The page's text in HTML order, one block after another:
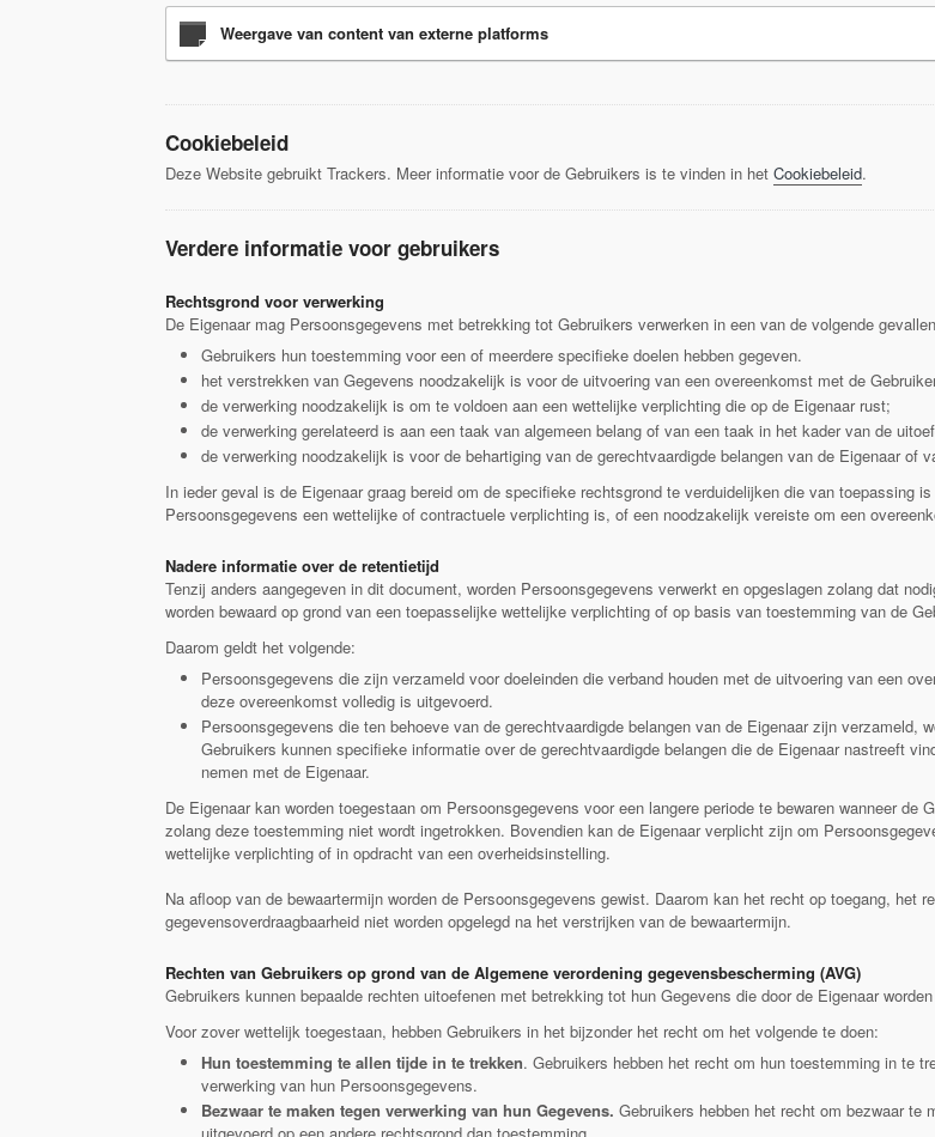
Weergave van content van externe platforms
Cookiebeleid
Deze Website gebruikt Trackers. Meer informatie voor de Gebruikers is te vinden in het Cookiebeleid.
Verdere informatie voor gebruikers
Rechtsgrond voor verwerking
De Eigenaar mag Persoonsgegevens met betrekking tot Gebruikers verwerken in een van de volgende
Gebruikers hun toestemming voor een of meerdere specifieke doelen hebben gegeven.
het verstrekken van Gegevens noodzakelijk is voor de uitvoering van een overeenkomst met de
de verwerking noodzakelijk is om te voldoen aan een wettelijke verplichting die op de Eigenaar rust;
de verwerking gerelateerd is aan een taak van algemeen belang of van een taak in het kader van de
de verwerking noodzakelijk is voor de behartiging van de gerechtvaardigde belangen van de Eigenaar of
In ieder geval is de Eigenaar graag bereid om de specifieke rechtsgrond te verduidelijken die van toepassing
Persoonsgegevens een wettelijke of contractuele verplichting is, of een noodzakelijk vereiste om een
Nadere informatie over de retentietijd
Tenzij anders aangegeven in dit document, worden Persoonsgegevens verwerkt en opgeslagen zolang dat
worden bewaard op grond van een toepasselijke wettelijke verplichting of op basis van toestemming van de
Daarom geldt het volgende:
Persoonsgegevens die zijn verzameld voor doeleinden die verband houden met de uitvoering van een
deze overeenkomst volledig is uitgevoerd.
Persoonsgegevens die ten behoeve van de gerechtvaardigde belangen van de Eigenaar zijn verzameld,
Gebruikers kunnen specifieke informatie over de gerechtvaardigde belangen die de Eigenaar nastreeft
nemen met de Eigenaar.
De Eigenaar kan worden toegestaan om Persoonsgegevens voor een langere periode te bewaren wanneer
zolang deze toestemming niet wordt ingetrokken. Bovendien kan de Eigenaar verplicht zijn om
wettelijke verplichting of in opdracht van een overheidsinstelling.
Na afloop van de bewaartermijn worden de Persoonsgegevens gewist. Daarom kan het recht op toegang, het
gegevensoverdraagbaarheid niet worden opgelegd na het verstrijken van de bewaartermijn.
Rechten van Gebruikers op grond van de Algemene verordening gegevensbescherming (AVG)
Gebruikers kunnen bepaalde rechten uitoefenen met betrekking tot hun Gegevens die door de Eigenaar
Voor zover wettelijk toegestaan, hebben Gebruikers in het bijzonder het recht om het volgende te doen:
Hun toestemming te allen tijde in te trekken. Gebruikers hebben het recht om hun toestemming in te
verwerking van hun Persoonsgegevens.
Bezwaar te maken tegen verwerking van hun Gegevens. Gebruikers hebben het recht om bezwaar te